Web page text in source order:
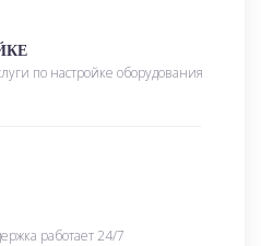
по настройке оборудования
работает 24/7